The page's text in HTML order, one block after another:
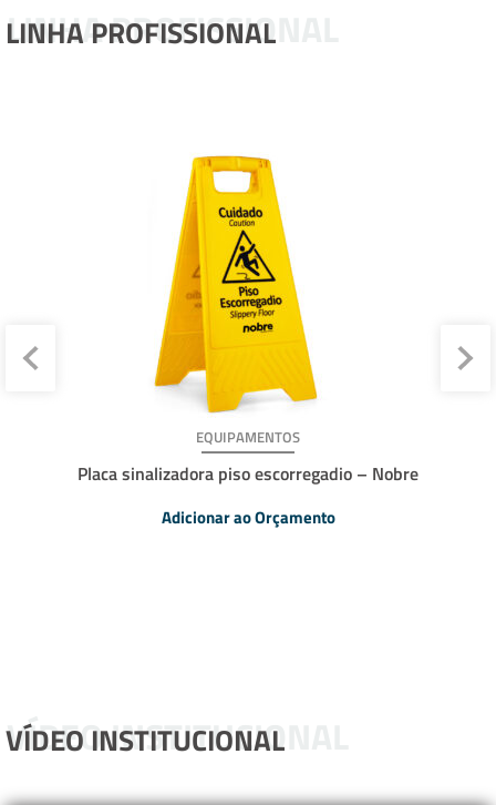
LINHA PROFISSIONAL
LINHA PROFISSIONAL
EQUIPAMENTOS
Placa sinalizadora piso escorregadio – Nobre
Adicionar ao Orçamento
VÍDEO INSTITUCIONAL
VÍDEO INSTITUCIONAL